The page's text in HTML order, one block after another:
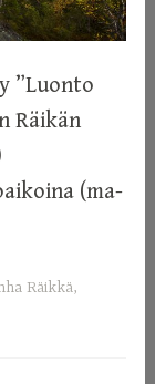
”Luonto
Räikän
(ma-
Räikkä,